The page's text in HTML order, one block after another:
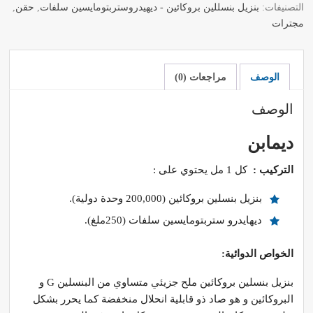
التصنيفات: بنزيل بنسللين بروكائين - ديهيدروستربتومايسين سلفات حقن
مجترات
الوصف مراجعات (0)
الوصف
ديمابن
التركيب :كل 1 مل يحتوي على :
بنزيل بنسلين بروكائين (200,000 وحدة دولية).
ديهايدرو ستربتومايسين سلفات (250ملغ).
الخواص الدوائية:
بنزيل بنسلين بروكائين ملح جزيئي متساوي من البنسلين G و
البروكائين و هو صاد ذو قابلية انحلال منخفضة كما يحرر بشكل